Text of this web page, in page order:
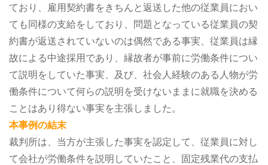
ており、雇用契約書をきちんと返送した他の従業員におい
ても同様の支給をしており、問題となっている従業員の契
約書が返送されていないのは偶然である事実、従業員は縁
故による中途採用であり、縁故者が事前に労働条件につい
て説明をしていた事実、及び、社会人経験のある人物が労
働条件について何らの説明を受けないままに就職を決める
ことはあり得ない事実を主張しました。
本事例の結末
裁判所は、当方が主張した事実を認定して、従業員に対し
て会社が労働条件を説明していたこと、固定残業代の支払